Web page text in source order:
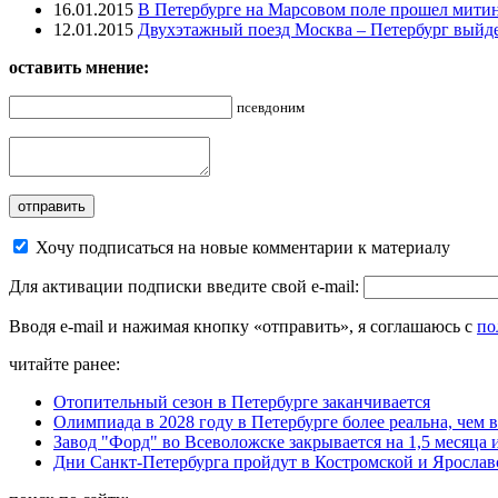
16.01.2015 В Петербурге на Марсовом поле прошел
12.01.2015 Двухэтажный поезд Москва – Петербург
оставить мнение:
псевдоним
Хочу подписаться на новые комментарии к материалу
Для активации подписки введите свой e-mail:
Вводя e-mail и нажимая кнопку «отправить», я соглашаюсь с
читайте ранее:
Отопительный сезон в Петербурге заканчивается
Олимпиада в 2028 году в Петербурге более реальна, чем
Завод "Форд" во Всеволожске закрывается на 1,5
Дни Санкт-Петербурга пройдут в Костромской и